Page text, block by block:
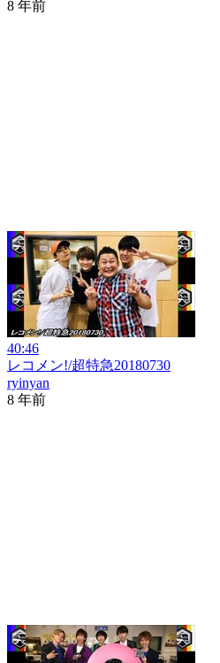
8 年前
40:46
レコメン!/超特急20180730
ryinyan
8 年前